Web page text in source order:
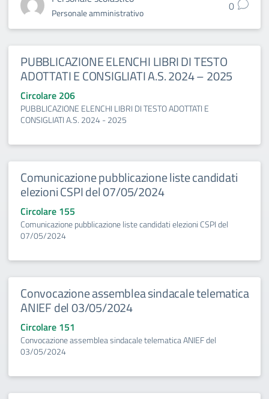
Personale amministrativo 0
PUBBLICAZIONE ELENCHI LIBRI DI TESTO
ADOTTATI E CONSIGLIATI A.S. 2024 – 2025
Circolare 206
PUBBLICAZIONE ELENCHI LIBRI DI TESTO ADOTTATI E
CONSIGLIATI A.S. 2024 - 2025
Comunicazione pubblicazione liste candidati
elezioni CSPI del 07/05/2024
Circolare 155
Comunicazione pubblicazione liste candidati elezioni CSPI del
07/05/2024
Convocazione assemblea sindacale telematica
ANIEF del 03/05/2024
Circolare 151
Convocazione assemblea sindacale telematica ANIEF del
03/05/2024